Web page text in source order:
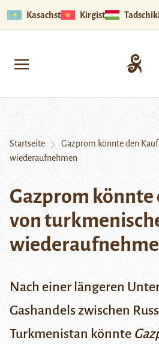
Kasachstan Kirgistan
Startseite
Gazprom könnte den
wiederaufnehmen
Gazprom könnte
von
Nach einer längeren
Gashandels zwischen
Turkmenistan könnte